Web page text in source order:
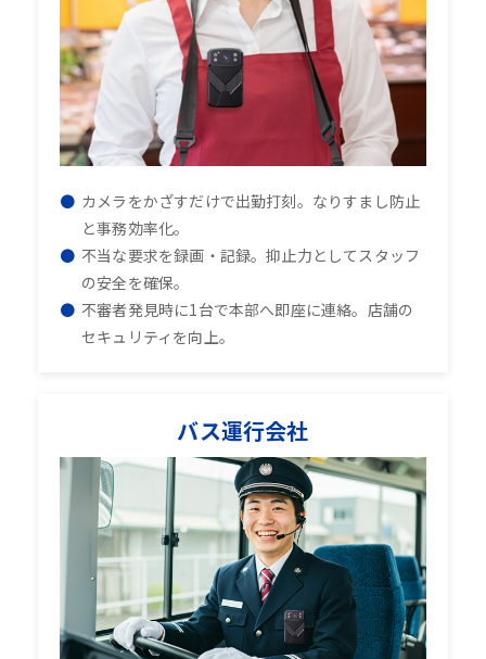
カメラをかざすだけで出勤打刻。なりすまし防止
と事務効率化。
不当な要求を録画・記録。抑止力としてスタッフ
の安全を確保。
不審者発見時に1台で本部へ即座に連絡。店舗の
セキュリティを向上。
バス運行会社